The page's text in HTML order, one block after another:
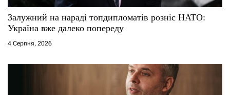
Залужний на нараді топдипломатів розніс НАТО:
Україна вже далеко попереду
4 Серпня, 2026